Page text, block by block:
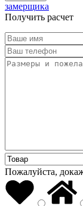
замерщика
Получить расчет
Пожалуйста,